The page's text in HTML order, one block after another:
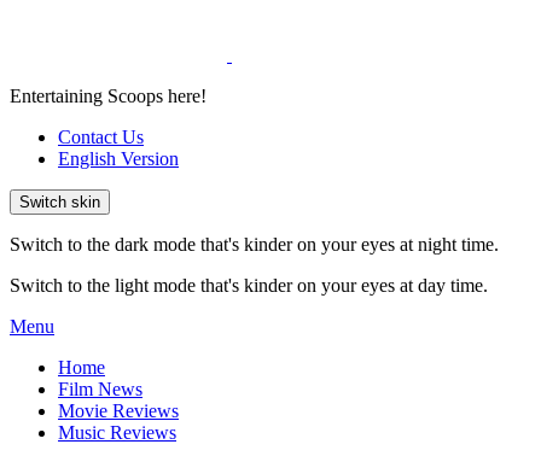
Entertaining Scoops here!
Contact Us
English Version
Switch skin
Switch to the dark mode that's kinder on your eyes at night time.
Switch to the light mode that's kinder on your eyes at day time.
Menu
Home
Film News
Movie Reviews
Music Reviews